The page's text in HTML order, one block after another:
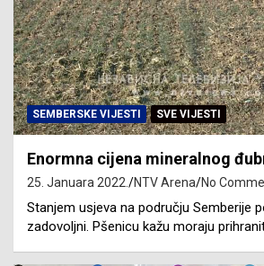
SEMBERSKE VIJESTI SVE VIJESTI
Enormna cijena mineralnog
25. Januara 2022. NTV Arena No
Stanjem usjeva na području Semberije
zadovoljni. Pšenicu kažu moraju